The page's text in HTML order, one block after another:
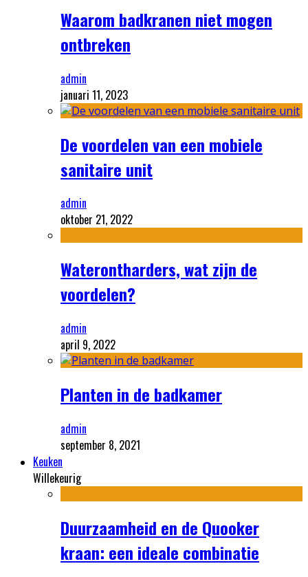
Waarom badkranen niet mogen
ontbreken
admin
januari 11, 2023
De voordelen van een mobiele
sanitaire unit
admin
oktober 21, 2022
Waterontharders, wat zijn de
voordelen?
admin
april 9, 2022
Planten in de badkamer
admin
september 8, 2021
Keuken
Willekeurig
Duurzaamheid en de Quooker
kraan: een ideale combinatie